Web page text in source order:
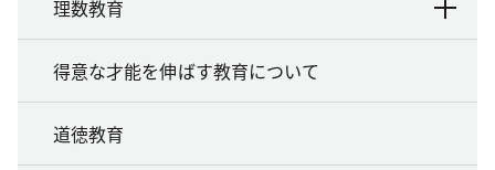
理数教育
得意な才能を伸ばす教育について
道徳教育